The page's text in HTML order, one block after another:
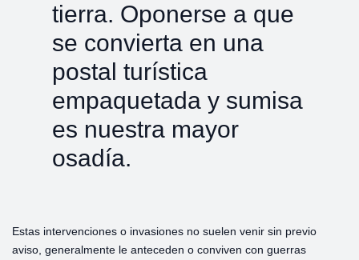
tierra. Oponerse a que
se convierta en una
postal turística
empaquetada y sumisa
es nuestra mayor
osadía.
Estas intervenciones o invasiones no suelen venir sin previo
aviso, generalmente le anteceden o conviven con guerras